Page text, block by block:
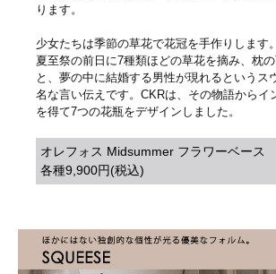
ります。
少女たちは季節の草花で花冠を手作りします。
夏至祭の前日に7種類ほどの草花を摘み、枕
と、夢の中に結婚する男性が現れるというス
名な言い伝えです。CKRは、その物語からイ
を得て7つの花瓶をデザインしました。
オレフォス Midsummer フラワーベース
各種9,900円(税込)